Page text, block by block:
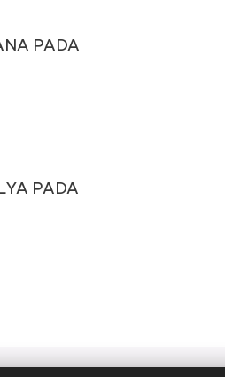
PADA
PADA